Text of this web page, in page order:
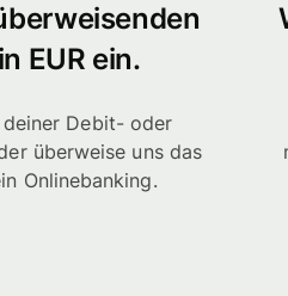
EUR ein.
deiner Debit- oder
überweise uns das
Onlinebanking.